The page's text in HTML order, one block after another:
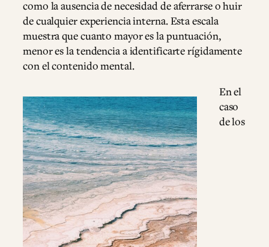
como la ausencia de necesidad de aferrarse o huir
de cualquier experiencia interna. Esta escala
muestra que cuanto mayor es la puntuación,
menor es la tendencia a identificarte rígidamente
con el contenido mental.
En el
caso
de los